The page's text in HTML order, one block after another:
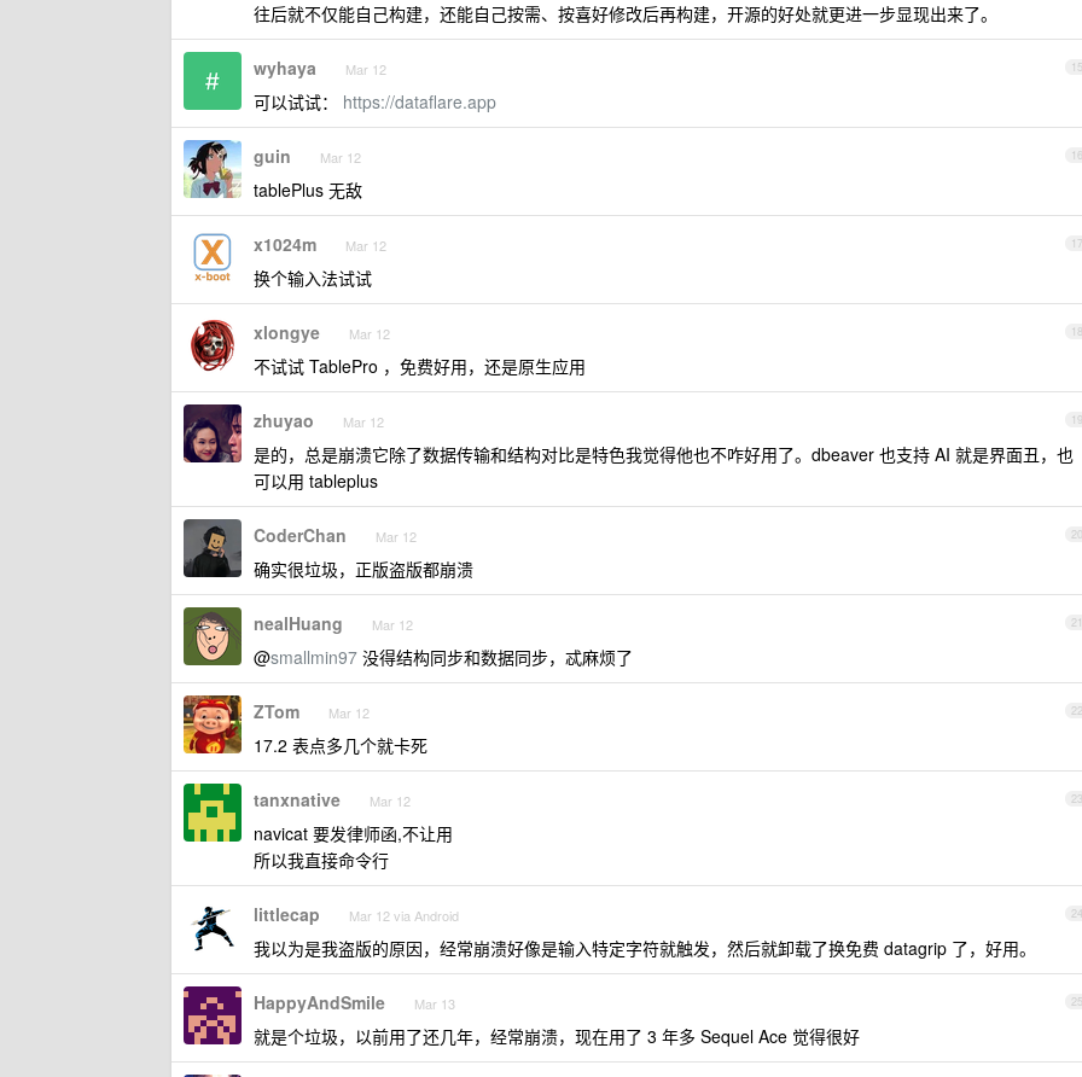
往后就不仅能自己构建，还能自己按需、按喜好修改后再构建，开源的好处就更进一步显现出来了。
15
wyhaya Mar 12
可以试试： https://dataflare.app
16
guin Mar 12
tablePlus 无敌
17
x1024m Mar 12
换个输入法试试
18
xlongye Mar 12
不试试 TablePro ，免费好用，还是原生应用
19
zhuyao Mar 12
是的，总是崩溃它除了数据传输和结构对比是特色我觉得他也不咋好用了。dbeaver 也支持 AI 就是界面丑，也
可以用 tableplus
20
CoderChan Mar 12
确实很垃圾，正版盗版都崩溃
21
nealHuang Mar 12
@smallmin97 没得结构同步和数据同步，忒麻烦了
22
ZTom Mar 12
17.2 表点多几个就卡死
23
tanxnative Mar 12
navicat 要发律师函,不让用
所以我直接命令行
24
littlecap Mar 12 via Android
我以为是我盗版的原因，经常崩溃好像是输入特定字符就触发，然后就卸载了换免费 datagrip 了，好用。
25
HappyAndSmile Mar 13
就是个垃圾，以前用了还几年，经常崩溃，现在用了 3 年多 Sequel Ace 觉得很好